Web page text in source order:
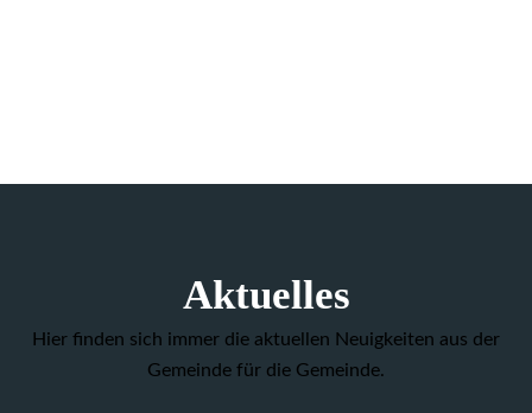
Aktuelles
Hier finden sich immer die aktuellen Neuigkeiten aus der
Gemeinde für die Gemeinde.